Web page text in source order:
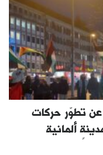
تطوّر حركات
ألمانية